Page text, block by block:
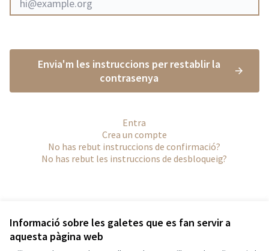
Informació sobre les galetes que es fan servir a
aquesta pàgina web
Envia'm les instruccions per restablir la
contrasenya
Entra
Crea un compte
No has rebut instruccions de confirmació?
No has rebut les instruccions de desbloqueig?
Termes i condicions d'ús
Configuració de les galetes